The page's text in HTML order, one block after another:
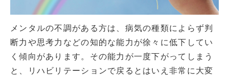
メンタルの不調がある方は、病気の種類によらず判
断力や思考力などの知的な能力が徐々に低下してい
く傾向があります。その能力が一度下がってしまう
と、リハビリテーションで戻るとはいえ非常に大変